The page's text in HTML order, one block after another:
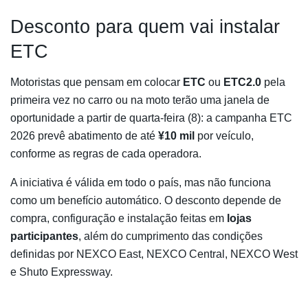
Desconto para quem vai instalar
ETC
Motoristas que pensam em colocar ETC ou ETC2.0 pela
primeira vez no carro ou na moto terão uma janela de
oportunidade a partir de quarta-feira (8): a campanha ETC
2026 prevê abatimento de até ¥10 mil por veículo,
conforme as regras de cada operadora.
A iniciativa é válida em todo o país, mas não funciona
como um benefício automático. O desconto depende de
compra, configuração e instalação feitas em lojas
participantes, além do cumprimento das condições
definidas por NEXCO East, NEXCO Central, NEXCO West
e Shuto Expressway.